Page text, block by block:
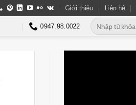
Giới thiệu Liên hệ
0947.98.0022
Tìm
kiếm: